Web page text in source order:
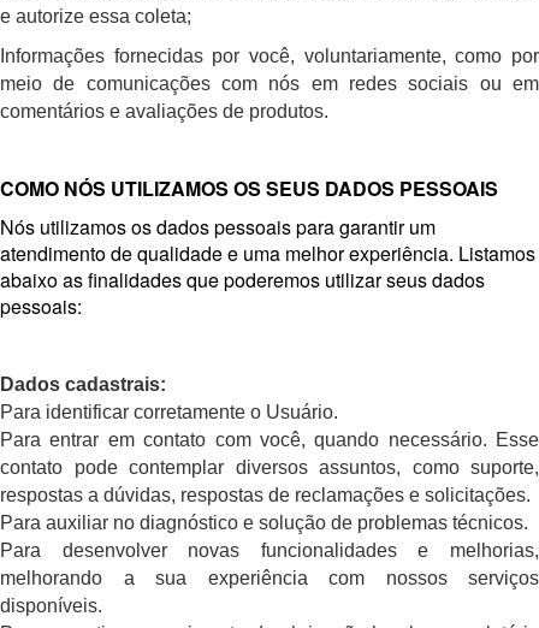
e autorize essa coleta;
Informações fornecidas por você, voluntariamente, como por
meio de comunicações com nós em redes sociais ou em
comentários e avaliações de produtos.
COMO NÓS UTILIZAMOS OS SEUS DADOS PESSOAIS
Nós utilizamos os dados pessoais para garantir um
atendimento de qualidade e uma melhor experiência. Listamos
abaixo as finalidades que poderemos utilizar seus dados
pessoais:
Dados cadastrais:
Para identificar corretamente o Usuário.
Para entrar em contato com você, quando necessário. Esse
contato pode contemplar diversos assuntos, como suporte,
respostas a dúvidas, respostas de reclamações e solicitações.
Para auxiliar no diagnóstico e solução de problemas técnicos.
Para desenvolver novas funcionalidades e melhorias,
melhorando a sua experiência com nossos serviços
disponíveis.